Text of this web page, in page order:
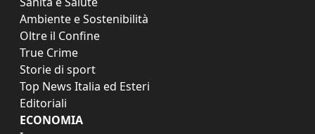
Ambiente e Sostenibilità
Oltre il Confine
True Crime
Storie di sport
Top News Italia ed Esteri
Editoriali
ECONOMIA